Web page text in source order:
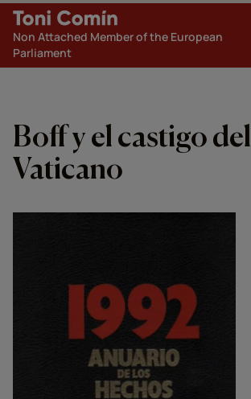
Non Attached Member of the European
Parliament
Boff y el castigo del
Vaticano